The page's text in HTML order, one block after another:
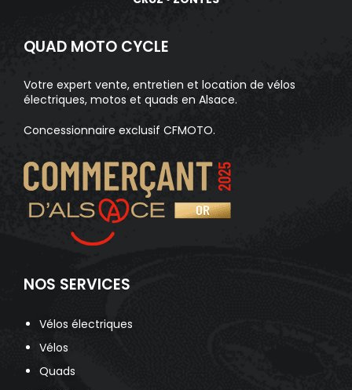
QUAD MOTO CYCLE
Votre expert vente, entretien et location de vélos
électriques, motos et quads en Alsace.
Concessionnaire exclusif CFMOTO.
NOS SERVICES
Vélos électriques
Vélos
Quads